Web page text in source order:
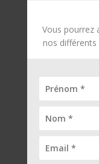
Vous pourrez
nos